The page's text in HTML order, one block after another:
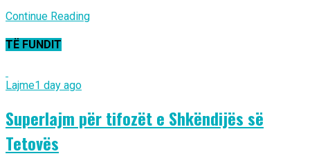
Continue Reading
TË FUNDIT
Lajme1 day ago
Superlajm për tifozët e Shkëndijës së
Tetovës